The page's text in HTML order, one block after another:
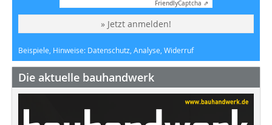
FriendlyCaptcha ⇗
» Jetzt anmelden!
Beispiele, Hinweise: Datenschutz, Analyse, Widerruf
Die aktuelle bauhandwerk